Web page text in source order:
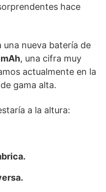
hace
nueva batería de
, una cifra muy
actualmente en la
gama alta.
a la altura: